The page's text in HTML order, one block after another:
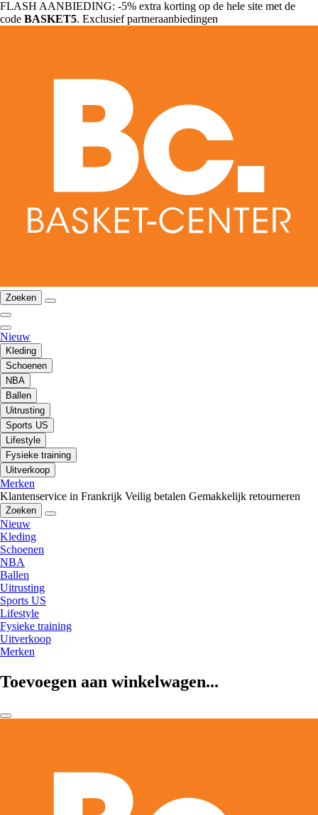
FLASH AANBIEDING: -5% extra korting op de hele site met de
code BASKET5. Exclusief partneraanbiedingen
Zoeken
Nieuw
Kleding
Schoenen
NBA
Ballen
Uitrusting
Sports US
Lifestyle
Fysieke training
Uitverkoop
Merken
Klantenservice in Frankrijk Veilig betalen Gemakkelijk retourneren
Zoeken
Nieuw
Kleding
Schoenen
NBA
Ballen
Uitrusting
Sports US
Lifestyle
Fysieke training
Uitverkoop
Merken
Toevoegen aan winkelwagen...